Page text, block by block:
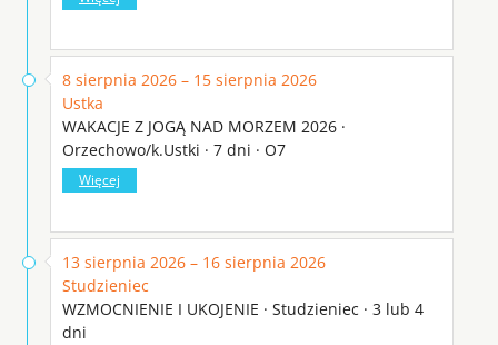
8 sierpnia 2026 – 15 sierpnia 2026
Ustka
WAKACJE Z JOGĄ NAD MORZEM 2026 ·
Orzechowo/k.Ustki · 7 dni · O7
Więcej
13 sierpnia 2026 – 16 sierpnia 2026
Studzieniec
WZMOCNIENIE I UKOJENIE · Studzieniec · 3 lub 4
dni